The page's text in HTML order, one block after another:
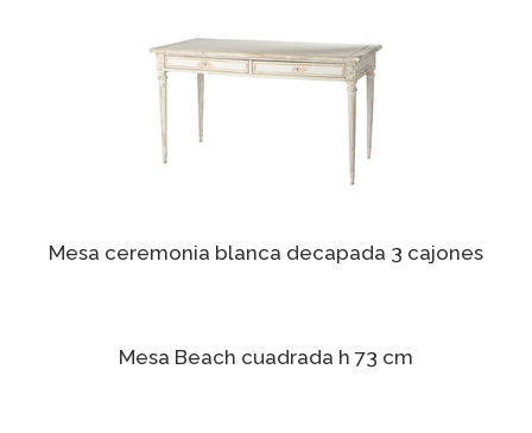
Mesa ceremonia blanca decapada 3 cajones
Mesa Beach cuadrada h 73 cm